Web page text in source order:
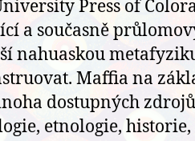
Press of
a současně
nahuaskou
Maffia na
dostupných
etnologie,